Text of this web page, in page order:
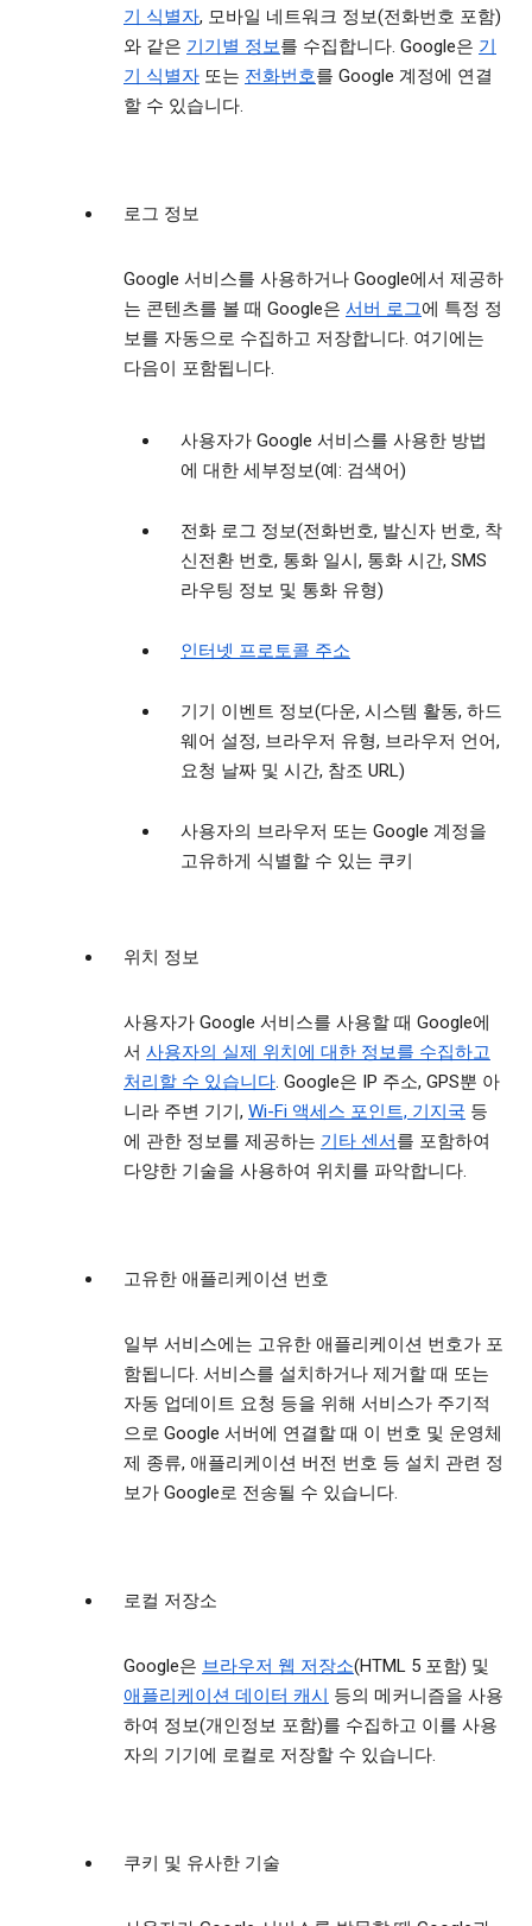
기 식별자, 모바일 네트워크 정보(전화번호 포함)
와 같은 기기별 정보를 수집합니다. Google은 기
기 식별자 또는 전화번호를 Google 계정에 연결
할 수 있습니다.
로그 정보
Google 서비스를 사용하거나 Google에서 제공하
는 콘텐츠를 볼 때 Google은 서버 로그에 특정 정
보를 자동으로 수집하고 저장합니다. 여기에는
다음이 포함됩니다.
사용자가 Google 서비스를 사용한 방법
에 대한 세부정보(예: 검색어)
전화 로그 정보(전화번호, 발신자 번호, 착
신전환 번호, 통화 일시, 통화 시간, SMS
라우팅 정보 및 통화 유형)
인터넷 프로토콜 주소
기기 이벤트 정보(다운, 시스템 활동, 하드
웨어 설정, 브라우저 유형, 브라우저 언어,
요청 날짜 및 시간, 참조 URL)
사용자의 브라우저 또는 Google 계정을
고유하게 식별할 수 있는 쿠키
위치 정보
사용자가 Google 서비스를 사용할 때 Google에
서 사용자의 실제 위치에 대한 정보를 수집하고
처리할 수 있습니다. Google은 IP 주소, GPS뿐 아
니라 주변 기기, Wi-Fi 액세스 포인트, 기지국 등
에 관한 정보를 제공하는 기타 센서를 포함하여
다양한 기술을 사용하여 위치를 파악합니다.
고유한 애플리케이션 번호
일부 서비스에는 고유한 애플리케이션 번호가 포
함됩니다. 서비스를 설치하거나 제거할 때 또는
자동 업데이트 요청 등을 위해 서비스가 주기적
으로 Google 서버에 연결할 때 이 번호 및 운영체
제 종류, 애플리케이션 버전 번호 등 설치 관련 정
보가 Google로 전송될 수 있습니다.
로컬 저장소
Google은 브라우저 웹 저장소(HTML 5 포함) 및
애플리케이션 데이터 캐시 등의 메커니즘을 사용
하여 정보(개인정보 포함)를 수집하고 이를 사용
자의 기기에 로컬로 저장할 수 있습니다.
쿠키 및 유사한 기술